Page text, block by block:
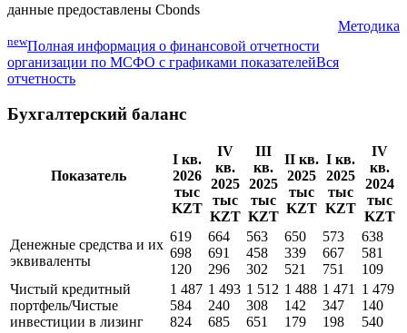
данные предоставлены Cbonds
Методика
newПолная информация о финансовой отчетности
организации по МСФО с графиками показателейВся
отчетность
Бухгалтерский баланс
Показатель
I кв.
2026
тыс
KZT
IV
кв.
2025
тыс
KZT
III
кв.
2025
тыс
KZT
II кв.
2025
тыс
KZT
I кв.
2025
тыс
KZT
IV
кв.
2024
тыс
KZT
Денежные средства и их
эквиваленты
619
698
120
664
691
296
563
458
302
650
339
521
573
667
751
638
581
109
Чистый кредитный
портфель/Чистые
инвестиции в лизинг
1 487
584
824
1 493
240
685
1 512
308
651
1 488
142
179
1 471
347
198
1 479
140
540